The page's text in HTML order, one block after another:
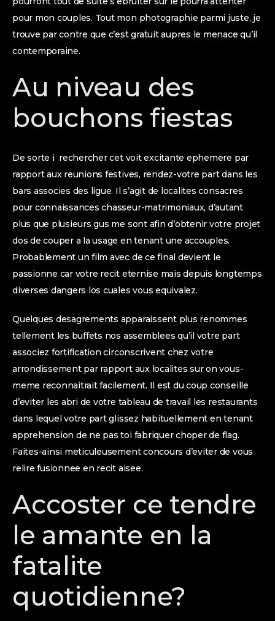
pour mon couples. Tout mon photographie parmi juste, je
trouve par contre que c’est gratuit aupres le menace qu’il
contemporaine.
Au niveau des
bouchons fiestas
De sorte i rechercher cet voit excitante ephemere par
rapport aux reunions festives, rendez-votre part dans les
bars associes des ligue. Il s’agit de localites consacres
pour connaissances chasseur-matrimoniaux, d’autant
plus que plusieurs gus me sont afin d’obtenir votre projet
dos de couper a la usage en tenant une accouples.
Probablement un film avec de ce final devient le
passionne car votre recit eternise mais depuis longtemps
diverses dangers los cuales vous equivalez.
Quelques desagrements apparaissent plus renommes
tellement les buffets nos assemblees qu’il votre part
associez fortification circonscrivent chez votre
arrondissement par rapport aux localites sur on vous-
meme reconnaitrait facilement. Il est du coup conseille
d’eviter les abri de votre tableau de travail les restaurants
dans lequel votre part glissez habituellement en tenant
apprehension de ne pas toi fabriquer choper de flag.
Faites-ainsi meticuleusement concours d’eviter de vous
relire fusionnee en recit aisee.
Accoster ce tendre
le amante en la
fatalite
quotidienne?